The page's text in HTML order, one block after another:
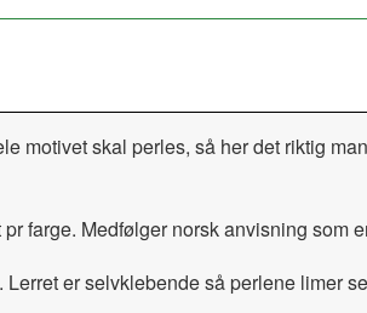
motivet skal perles, så her det riktig
farge. Medfølger norsk anvisning som
er selvklebende så perlene limer